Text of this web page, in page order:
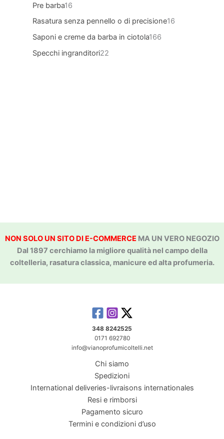
Pre barba16
Rasatura senza pennello o di precisione16
Saponi e creme da barba in ciotola166
Specchi ingranditori22
NON SOLO UN SITO DI E-COMMERCE MA UN VERO NEGOZIO
Dal 1897 cerchiamo la migliore qualità nel campo della
coltelleria, rasatura classica, manicure ed alta profumeria.
348 8242525
0171 692780
info@vianoprofumicoltelli.net
Chi siamo
Spedizioni
International deliveries-livraisons internationales
Resi e rimborsi
Pagamento sicuro
Termini e condizioni d’uso